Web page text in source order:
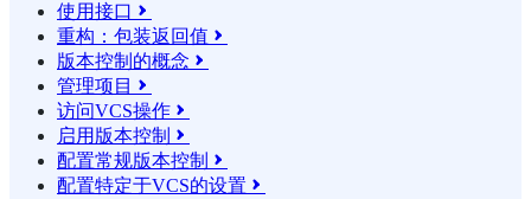
使用接口 
重构：包装返回值 
版本控制的概念 
管理项目 
访问VCS操作 
启用版本控制 
配置常规版本控制 
配置特定于VCS的设置 